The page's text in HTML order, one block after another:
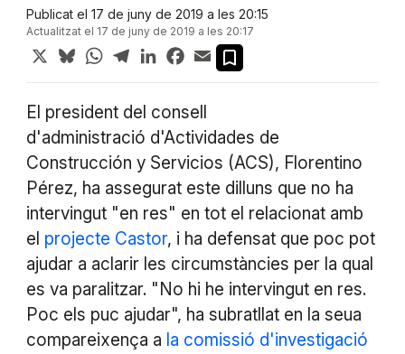
Publicat el 17 de juny de 2019 a les 20:15
Actualitzat el 17 de juny de 2019 a les 20:17
X BlueskyWhatsApp
TelegramLinkedInFacebook
Email
El president del consell
d'administració d'Actividades de
Construcción y Servicios (ACS), Florentino
Pérez, ha assegurat este dilluns que no ha
intervingut "en res" en tot el relacionat amb
el projecte Castor, i ha defensat que poc pot
ajudar a aclarir les circumstàncies per la qual
es va paralitzar. "No hi he intervingut en res.
Poc els puc ajudar", ha subratllat en la seua
compareixença a la comissió d'investigació